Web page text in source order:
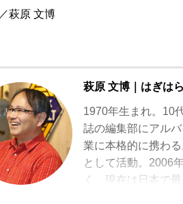
萩原 文博
萩原 文博｜はぎは
1970年生まれ。10
誌の編集部にアル
業に本格的に携わ
として活動。2006
く、現在は日本で
ユーザー視点のバ